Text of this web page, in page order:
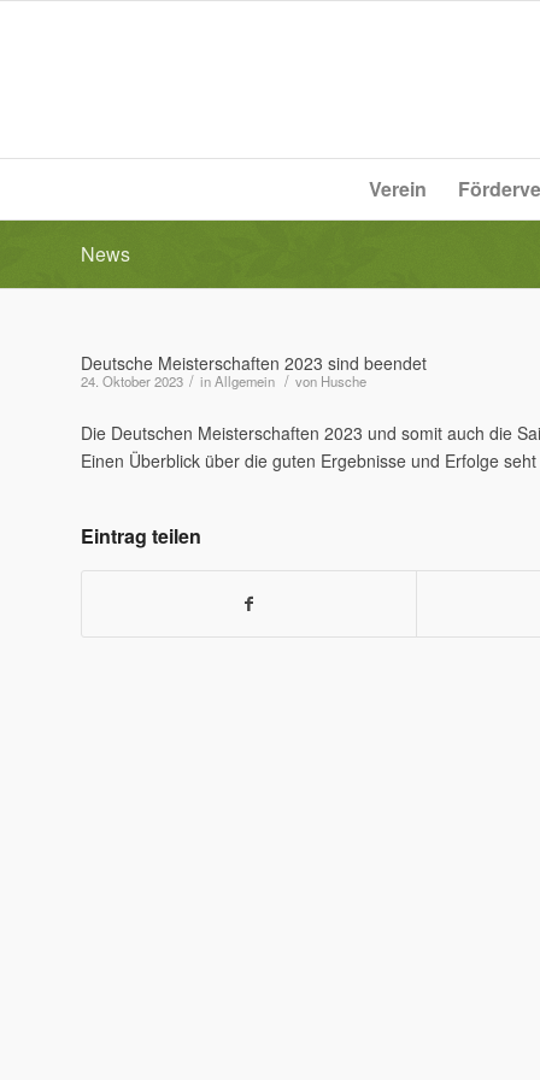
Verein
News
Deutsche Meisterschaften 2023 sind beendet
24. Oktober 2023 / inAllgemein / von Husche
Die Deutschen Meisterschaften 2023 und somit auch die
Einen Überblick über die guten Ergebnisse und Erfolge
Eintrag teilen